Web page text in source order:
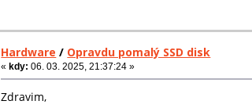
Hardware / Opravdu pomalý SSD disk
«kdy: 06. 03. 2025, 21:37:24 »
Zdravim,